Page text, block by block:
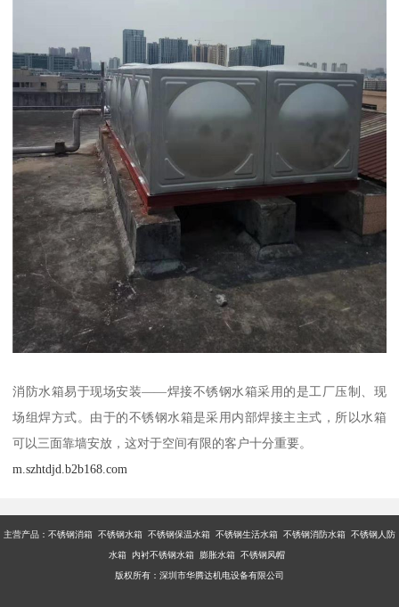
消防水箱易于现场安装——焊接不锈钢水箱采用的是工厂压制、现
场组焊方式。由于的不锈钢水箱是采用内部焊接主主式，所以水箱
可以三面靠墙安放，这对于空间有限的客户十分重要。
m.szhtdjd.b2b168.com
主营产品：不锈钢消箱 不锈钢水箱 不锈钢保温水箱 不锈钢生活水箱 不锈钢消防水箱 不锈钢人防
水箱 内衬不锈钢水箱 膨胀水箱 不锈钢风帽
版权所有：深圳市华腾达机电设备有限公司